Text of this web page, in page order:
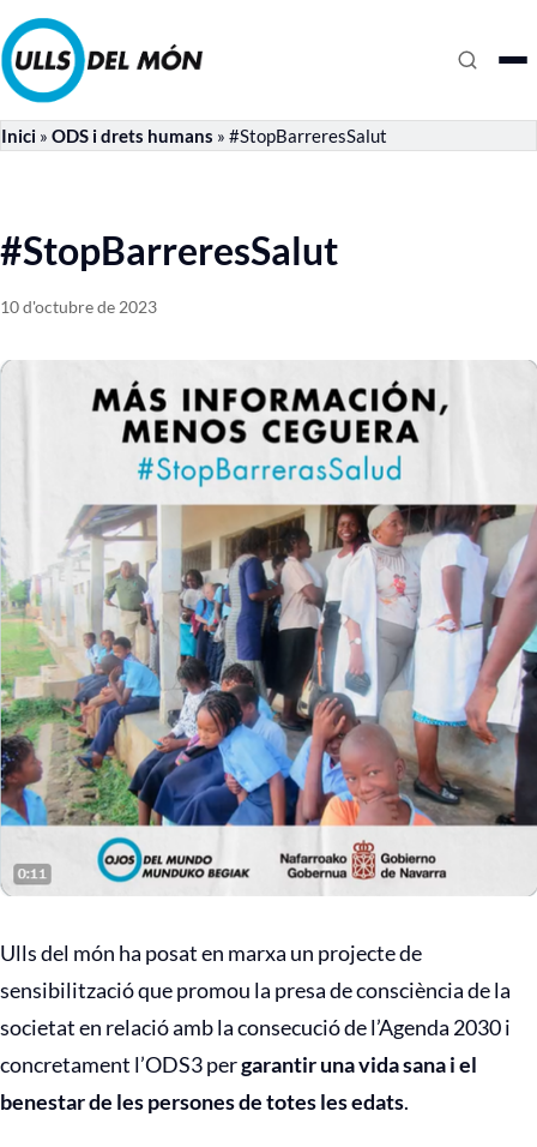
Inici » ODS i drets humans » #StopBarreresSalut
#StopBarreresSalut
10 d'octubre de 2023
Ulls del món ha posat en marxa un projecte de
sensibilització que promou la presa de consciència de la
societat en relació amb la consecució de l’Agenda 2030 i
concretament l’ODS3 pergarantir una vida sana i el
benestar de les persones de totes les edats.